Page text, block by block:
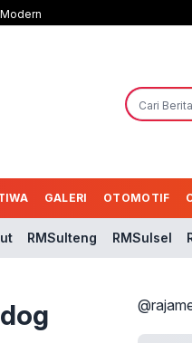
GALERI OTOMOTIF
RMSulteng RMSulsel